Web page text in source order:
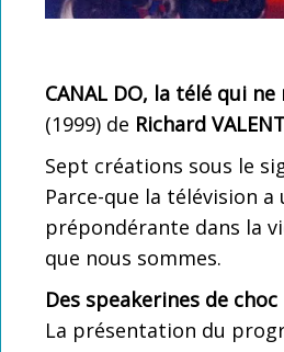
La carte club LSDO
Créez l'évènement
Les liens coup de coeur
Coulisses : Statuts, réglement
CANAL DO, la télé qui
(1999) de Richard
Sept créations sous le
Parce-que la télévision a
prépondérante dans la
que nous sommes.
Des speakerines de choc
La présentation du